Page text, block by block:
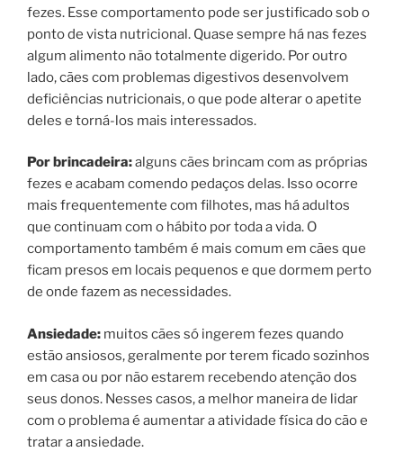
fezes. Esse comportamento pode ser justificado sob o
ponto de vista nutricional. Quase sempre há nas fezes
algum alimento não totalmente digerido. Por outro
lado, cães com problemas digestivos desenvolvem
deficiências nutricionais, o que pode alterar o apetite
deles e torná-los mais interessados.
Por brincadeira:alguns cães brincam com as próprias
fezes e acabam comendo pedaços delas. Isso ocorre
mais frequentemente com filhotes, mas há adultos
que continuam com o hábito por toda a vida. O
comportamento também é mais comum em cães que
ficam presos em locais pequenos e que dormem perto
de onde fazem as necessidades.
Ansiedade: muitos cães só ingerem fezes quando
estão ansiosos, geralmente por terem ficado sozinhos
em casa ou por não estarem recebendo atenção dos
seus donos. Nesses casos, a melhor maneira de lidar
com o problema é aumentar a atividade física do cão e
tratar a ansiedade.